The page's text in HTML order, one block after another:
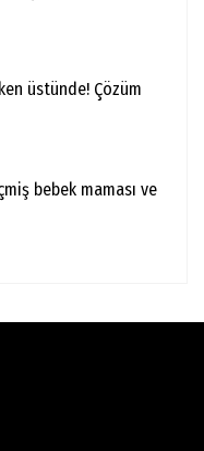
üstünde! Çözüm
bebek maması ve